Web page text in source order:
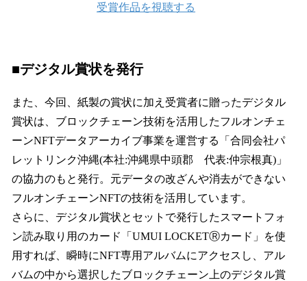
受賞作品を視聴する
■デジタル賞状を発行
また、今回、紙製の賞状に加え受賞者に贈ったデジタル
賞状は、ブロックチェーン技術を活用したフルオンチェ
ーンNFTデータアーカイブ事業を運営する「合同会社パ
レットリンク沖縄(本社:沖縄県中頭郡 代表:仲宗根真)」
の協力のもと発行。元データの改ざんや消去ができない
フルオンチェーンNFTの技術を活用しています。
さらに、デジタル賞状とセットで発行したスマートフォ
ン読み取り用のカード「UMUI LOCKETⓇカード」を使
用すれば、瞬時にNFT専用アルバムにアクセスし、アル
バムの中から選択したブロックチェーン上のデジタル賞